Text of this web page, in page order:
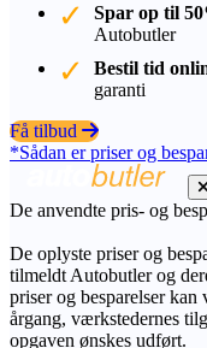
Spar op til
Autobutler
Bestil tid
garanti
Få tilbud
*Sådan er priser og
De anvendte pris- og
De oplyste priser og
tilmeldt Autobutler og
priser og besparelser
årgang, værkstedernes
opgaven ønskes udført.